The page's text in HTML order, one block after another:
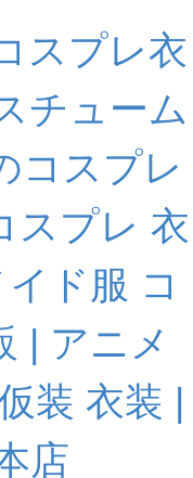
スプレ衣
チューム
コスプレ
スプレ 衣
ド服 コ
| アニメ
装 衣装 |
店